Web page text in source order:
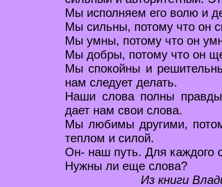
Мы исполняем его волю и
Мы сильны, потому что он
Мы умны, потому что он
Мы добры, потому что он
Мы спокойны и
нам следует делать.
Наши слова полны
дает нам свои слова.
Мы любимы другими,
теплом и силой.
Он- наш путь. Для каждого
Нужны ли еще слова?
Из книги